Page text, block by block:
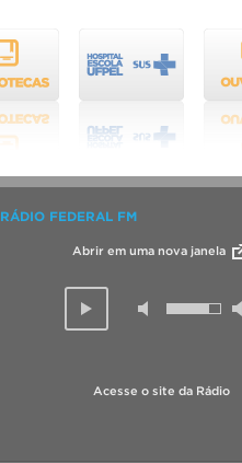
RÁDIO FEDERAL FM
Abrir em uma nova janela
Acesse o site da Rádio